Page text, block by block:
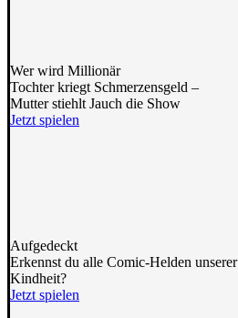
Wer wird Millionär
Tochter kriegt Schmerzensgeld –
Mutter stiehlt Jauch die Show
Jetzt spielen
Aufgedeckt
Erkennst du alle Comic-Helden unserer
Kindheit?
Jetzt spielen